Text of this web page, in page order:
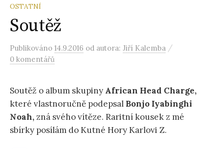
OSTATNÍ
Soutěž
Publikováno 14.9.2016 od autora: Jiří Kalemba /
0 komentářů
Soutěž o album skupiny African Head Charge,
které vlastnoručně podepsal Bonjo Iyabinghi
Noah, zná svého vítěze. Raritní kousek z mé
sbírky posílám do Kutné Hory Karlovi Z.